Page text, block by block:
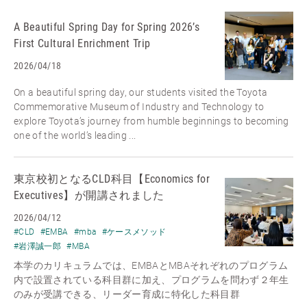
A Beautiful Spring Day for Spring 2026’s
First Cultural Enrichment Trip
2026/04/18
On a beautiful spring day, our students visited the Toyota
Commemorative Museum of Industry and Technology to
explore Toyota’s journey from humble beginnings to becoming
one of the world’s leading ...
東京校初となるCLD科目【Economics for
Executives】が開講されました
2026/04/12
#CLD #EMBA #mba
#ケースメソッド
#岩澤誠一郎
#MBA
本学のカリキュラムでは、EMBAとMBAそれぞれのプログラム
内で設置されている科目群に加え、プログラムを問わず２年生
のみが受講できる、リーダー育成に特化した科目群